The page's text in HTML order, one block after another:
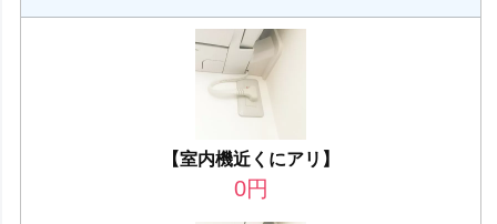
【室内機近くにアリ】
0円